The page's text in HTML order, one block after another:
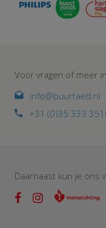
Voor vragen of meer
info@buurtaed.nl
+31 (0)35 333
Daarnaast kun je ons